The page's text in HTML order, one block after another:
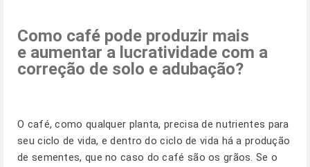
Como café pode produzir mais
e aumentar a lucratividade com a
correção de solo e adubação?
O café, como qualquer planta, precisa de nutrientes para
seu ciclo de vida, e dentro do ciclo de vida há a produção
de sementes, que no caso do café são os grãos. Se o